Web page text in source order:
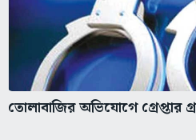
তোলাবাজির অভিযোগে গ্রেপ্তার